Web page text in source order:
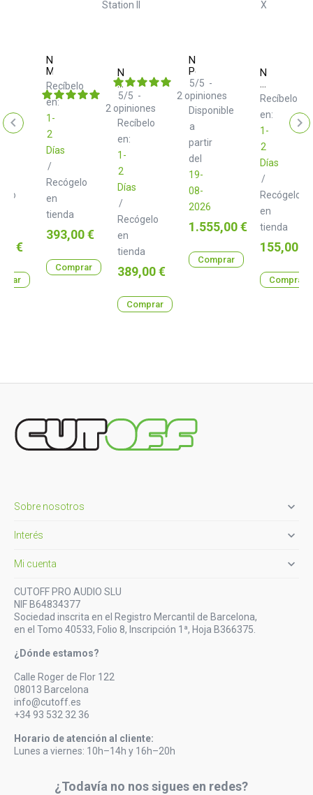
€
Novation
MiniNova
Recíbelo
en:
1-
2
Días
/
Recógelo
en
tienda
Precio
393,00 €
Comprar
Novation
Bass
Station
II
Recíbelo
en:
1-
2
Días
/
Recógelo
en
tienda
5/5 -
2 opiniones
Precio
389,00 €
Comprar
Novation
Peak
Disponible
a
partir
del
19-
08-
2026
5/5 -
2 opiniones
Precio
1.555,00 €
Comprar
Novation
Launchpad
X
Recíbelo
en:
1-
2
Días
/
Recógelo
en
tienda
Precio
155,00 €
Comprar
Sobre nosotros 
Interés 
Mi cuenta 
CUTOFF PRO AUDIO SLU
NIF B64834377
Sociedad inscrita en el Registro Mercantil de Barcelona,
en el Tomo 40533, Folio 8, Inscripción 1ª, Hoja B366375.
¿Dónde estamos?
Calle Roger de Flor 122
08013 Barcelona
info@cutoff.es
+34 93 532 32 36
Horario de atención al cliente:
Lunes a viernes: 10h–14h y 16h–20h
¿Todavía no nos sigues en redes?